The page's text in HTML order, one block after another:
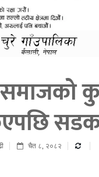
समाजको
चैत ८, २०८२